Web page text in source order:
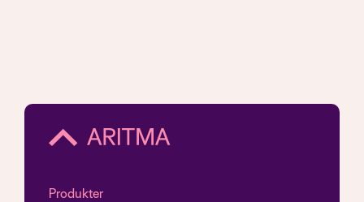
Produkter